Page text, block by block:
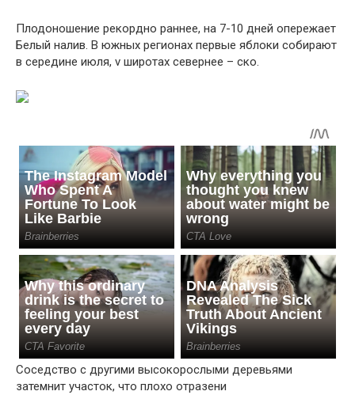
Плодоношение рекордно раннее, на 7-10 дней опережает
Белый налив. В южных регионах первые яблоки собирают
в середине июля, v широтах севернее – ско.
Соседство с другими высокорослыми деревьями
затемнит участок, что плохо отразени